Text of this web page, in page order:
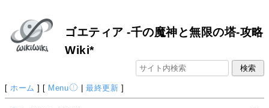
ゴエティア -千の魔神と無限の塔-攻略
Wiki*
[ ホーム ] [ Menu |最終更新 ]